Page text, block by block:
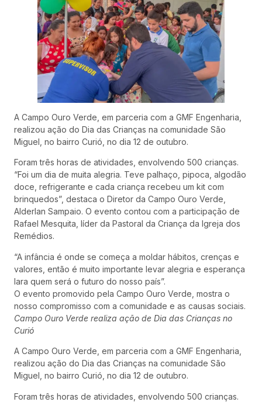
A Campo Ouro Verde, em parceria com a GMF Engenharia,
realizou ação do Dia das Crianças na comunidade São
Miguel, no bairro Curió, no dia 12 de outubro.
Foram três horas de atividades, envolvendo 500 crianças.
“Foi um dia de muita alegria. Teve palhaço, pipoca, algodão
doce, refrigerante e cada criança recebeu um kit com
brinquedos”, destaca o Diretor da Campo Ouro Verde,
Alderlan Sampaio. O evento contou com a participação de
Rafael Mesquita, líder da Pastoral da Criança da Igreja dos
Remédios.
“A infância é onde se começa a moldar hábitos, crenças e
valores, então é muito importante levar alegria e esperança
lara quem será o futuro do nosso país”.
O evento promovido pela Campo Ouro Verde, mostra o
nosso compromisso com a comunidade e as causas sociais.
Campo Ouro Verde realiza ação de Dia das Crianças no
Curió
A Campo Ouro Verde, em parceria com a GMF Engenharia,
realizou ação do Dia das Crianças na comunidade São
Miguel, no bairro Curió, no dia 12 de outubro.
Foram três horas de atividades, envolvendo 500 crianças.